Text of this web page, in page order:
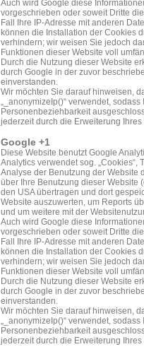
Auch wird Google diese
vorgeschrieben oder soweit Dritte
Fall Ihre IP-Adresse mit anderen
können die Installation der Cookies
verhindern; wir weisen Sie jedoch
Funktionen dieser Website voll
Durch die Nutzung dieser Website
durch Google in der zuvor
einverstanden.
Wir möchten Sie darauf hinweisen,
„_anonymizeIp()“ verwendet,
Personenbeziehbarkeit
jederzeit durch die Erweiterung
Google +1
Diese Website benutzt Google
Analytics verwendet sog.
Analyse der Benutzung der Website
über Ihre Benutzung dieser Website
den USA übertragen und dort
Website auszuwerten, um Reports
und um weitere mit der
Auch wird Google diese
vorgeschrieben oder soweit Dritte
Fall Ihre IP-Adresse mit anderen
können die Installation der Cookies
verhindern; wir weisen Sie jedoch
Funktionen dieser Website voll
Durch die Nutzung dieser Website
durch Google in der zuvor
einverstanden.
Wir möchten Sie darauf hinweisen,
„_anonymizeIp()“ verwendet,
Personenbeziehbarkeit
jederzeit durch die Erweiterung